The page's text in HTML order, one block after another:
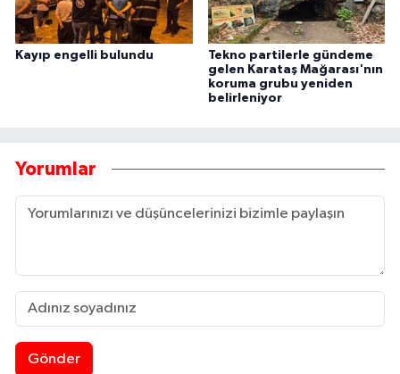
Kayıp engelli bulundu
Tekno partilerle gündeme
gelen Karataş Mağarası'nın
koruma grubu yeniden
belirleniyor
Yorumlar
Gönder